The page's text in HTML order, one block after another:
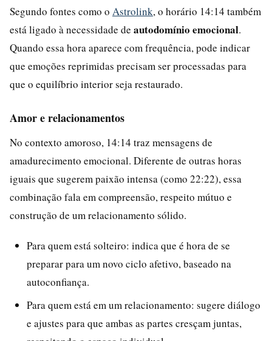
Segundo fontes como o Astrolink, o horário 14:14 também
está ligado à necessidade de autodomínio emocional.
Quando essa hora aparece com frequência, pode indicar
que emoções reprimidas precisam ser processadas para
que o equilíbrio interior seja restaurado.
Amor e relacionamentos
No contexto amoroso, 14:14 traz mensagens de
amadurecimento emocional. Diferente de outras horas
iguais que sugerem paixão intensa (como 22:22), essa
combinação fala em compreensão, respeito mútuo e
construção de um relacionamento sólido.
Para quem está solteiro: indica que é hora de se
preparar para um novo ciclo afetivo, baseado na
autoconfiança.
Para quem está em um relacionamento: sugere diálogo
e ajustes para que ambas as partes cresçam juntas,